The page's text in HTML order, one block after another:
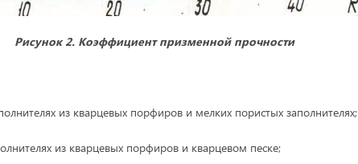
Рисунок 2. Коэффициент призменной прочности
из кварцевых порфиров и мелких пористых заполнителях;
из кварцевых порфиров и кварцевом песке;